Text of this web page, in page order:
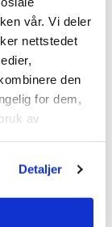
vår. Vi deler
nettstedet
den
for dem,
av
Detaljer
stilrent og